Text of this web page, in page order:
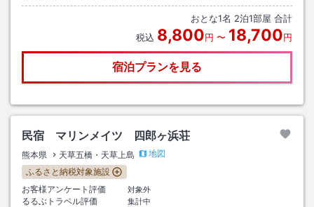
おとな1名 2泊1部屋 合計
税込 8,800円 〜 18,700円
宿泊プランを見る
民宿 マリンメイツ 四郎ヶ浜荘
熊本県 天草五橋・天草上島
地図
ふるさと納税対象施設
お客様アンケート評価
対象外
るるぶトラベル評価
集計中